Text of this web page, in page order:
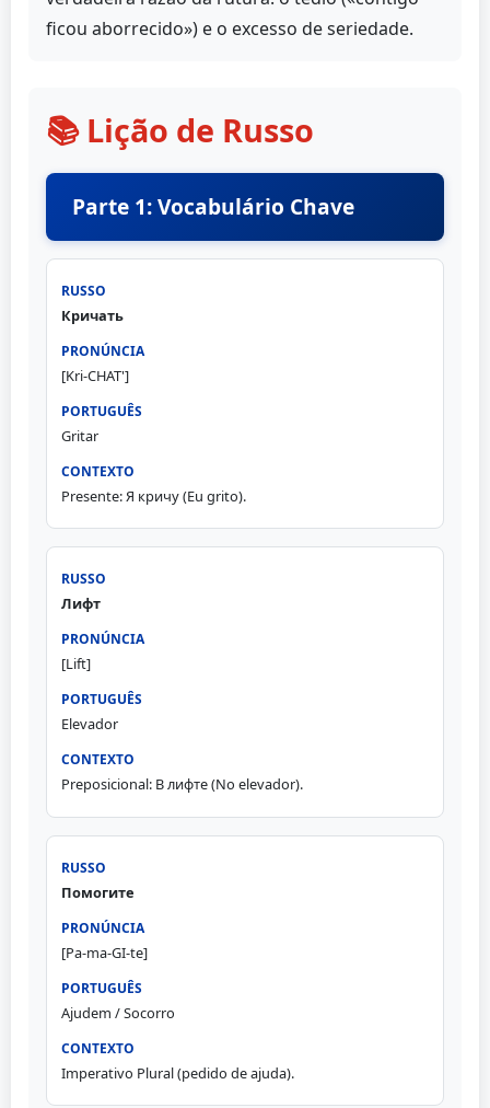
ficou aborrecido») e o excesso de seriedade.
📚 Lição de Russo
Parte 1: Vocabulário Chave
Кричать
[Kri-CHAT']
Gritar
Presente: Я кричу (Eu grito).
Лифт
[Lift]
Elevador
Preposicional: В лифте (No elevador).
Помогите
[Pa-ma-GI-te]
Ajudem / Socorro
Imperativo Plural (pedido de ajuda).